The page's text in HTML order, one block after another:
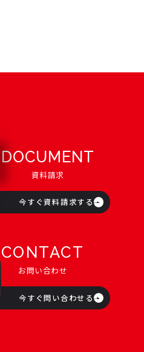
DOCUMENT
資料請求
今すぐ資料請求する
CONTACT
お問い合わせ
今すぐ問い合わせる